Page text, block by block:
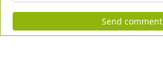
Send comment